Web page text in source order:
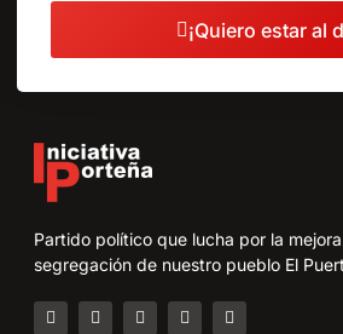
¡Quiero estar al
Partido político que lucha por la
segregación de nuestro pueblo El